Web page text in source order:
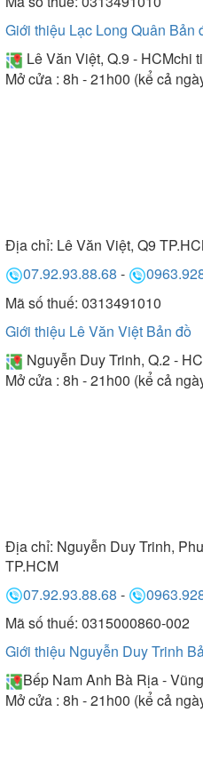
Giới thiệu Lạc Long Quân Bản
Lê Văn Việt, Q.9 - HCMchi
Mở cửa : 8h - 21h00 (kể cả
Địa chỉ: Lê Văn Việt, Q9
07.92.93.88.68 -
Mã số thuế: 0313491010
Giới thiệu Lê Văn Việt Bản đồ
Nguyễn Duy Trinh, Q.2 -
Mở cửa : 8h - 21h00 (kể cả
Địa chỉ: Nguyễn Duy Trinh,
TP.HCM
07.92.93.88.68 -
Mã số thuế: 0315000860-002
Giới thiệu Nguyễn Duy Trinh
Bếp Nam Anh Bà Rịa -
Mở cửa : 8h - 21h00 (kể cả